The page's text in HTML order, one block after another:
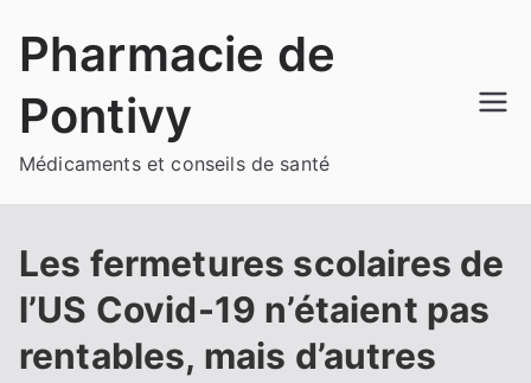
Pharmacie de
Pontivy
Médicaments et conseils de santé
Les fermetures scolaires de
l’US Covid-19 n’étaient pas
rentables, mais d’autres